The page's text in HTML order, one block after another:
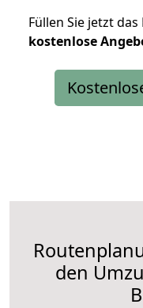
Füllen Sie jetzt
kostenlose
den